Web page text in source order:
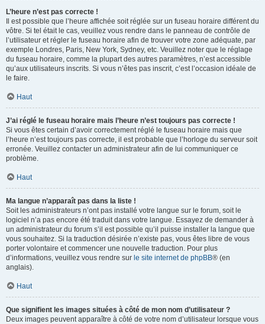
L’heure n’est pas correcte !
Il est possible que l’heure affichée soit réglée sur un fuseau horaire différent du
vôtre. Si tel était le cas, veuillez vous rendre dans le panneau de contrôle de
l’utilisateur et régler le fuseau horaire afin de trouver votre zone adéquate, par
exemple Londres, Paris, New York, Sydney, etc. Veuillez noter que le réglage
du fuseau horaire, comme la plupart des autres paramètres, n’est accessible
qu’aux utilisateurs inscrits. Si vous n’êtes pas inscrit, c’est l’occasion idéale de
le faire.
Haut
J’ai réglé le fuseau horaire mais l’heure n’est toujours pas correcte !
Si vous êtes certain d’avoir correctement réglé le fuseau horaire mais que
l’heure n’est toujours pas correcte, il est probable que l’horloge du serveur soit
erronée. Veuillez contacter un administrateur afin de lui communiquer ce
problème.
Haut
Ma langue n’apparaît pas dans la liste !
Soit les administrateurs n’ont pas installé votre langue sur le forum, soit le
logiciel n’a pas encore été traduit dans votre langue. Essayez de demander à
un administrateur du forum s’il est possible qu’il puisse installer la langue que
vous souhaitez. Si la traduction désirée n’existe pas, vous êtes libre de vous
porter volontaire et commencer une nouvelle traduction. Pour plus
d’informations, veuillez vous rendre sur le site internet de phpBB® (en
anglais).
Haut
Que signifient les images situées à côté de mon nom d’utilisateur ?
Deux images peuvent apparaître à côté de votre nom d’utilisateur lorsque vous